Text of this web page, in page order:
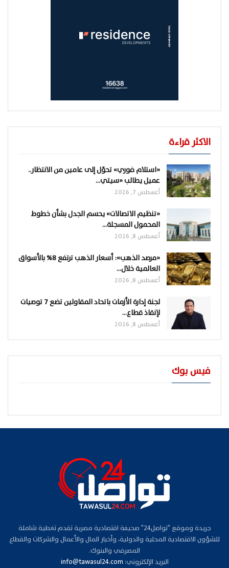
الاكثر قراءة
«استلام فوري» تحوّل إلى عامين من الانتظار..
عميل يطالب «سيتي…
أغسطس 7, 2026
«تنظيم الاتصالات» يحسم الجدل بشأن خطوط
المحمول المسجلة…
أغسطس 8, 2026
«مرصد الذهب»: أسعار الذهب ترتفع 8% بالأسواق
العالمية خلال…
أغسطس 8, 2026
لجنة إدارة الأزمات باتحاد المقاولين تضع 7 توصيات
لإنقاذ قطاع…
أغسطس 8, 2026
فيس بوك
جريدة وموقع "تواصل24" صحيفة اقتصادية مصرية تقدم تغطية شاملة
للشؤون الاقتصادية المحلية والدولية، وأخبار المال والأعمال والشركات والقطاع
المصرفي والبنوك.
البريد الإلكتروني: info@tawasul24.com